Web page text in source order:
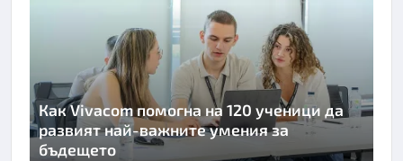
Как Vivacom помогна на 120 ученици да
развият най-важните умения за
бъдещето